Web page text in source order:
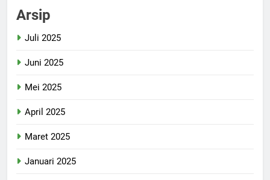
Arsip
Juli 2025
Juni 2025
Mei 2025
April 2025
Maret 2025
Januari 2025